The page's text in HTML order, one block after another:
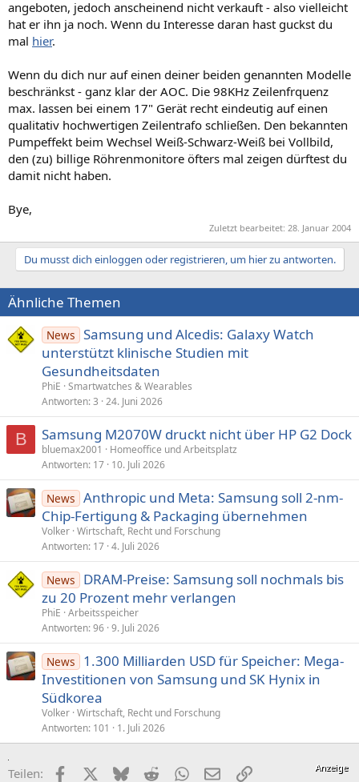
angeboten, jedoch anscheinend nicht verkauft - also vielleicht
hat er ihn ja noch. Wenn du Interesse daran hast guckst du
mal hier.
Wenn du dich nur auf einen deiner beiden genannten Modelle
beschränkst - ganz klar der AOC. Die 98KHz Zeilenfrquenz
max. lassen bei einem 17" Gerät recht eindeutig auf einen
qualitativ hochwertigen Zeilentrafo schließen. Den bekannten
Pumpeffekt beim Wechsel Weiß-Schwarz-Weiß bei Vollbild,
den (zu) billige Röhrenmonitore öfters mal zeigen dürftest du
damit nicht haben.
Bye,
Zuletzt bearbeitet: 28. Januar 2004
Du musst dich einloggen oder registrieren, um hier zu antworten.
Ähnliche Themen
News Samsung und Alcedis: Galaxy Watch
unterstützt klinische Studien mit
Gesundheitsdaten
PhiE Smartwatches & Wearables
Antworten 3 24. Juni 2026
B Samsung M2070W druckt nicht über HP G2 Dock
bluemax2001
Homeoffice und Arbeitsplatz
Antworten 17 10. Juli 2026
News Anthropic und Meta: Samsung soll 2-nm-
Chip-Fertigung & Packaging übernehmen
Volker Wirtschaft, Recht und Forschung
Antworten 17 4. Juli 2026
News
DRAM-Preise: Samsung soll nochmals bis
zu 20 Prozent mehr verlangen
PhiE Arbeitsspeicher
Antworten 96 9. Juli 2026
News
1.300 Milliarden USD für Speicher: Mega-
Investitionen von Samsung und SK Hynix in
Südkorea
Volker Wirtschaft, Recht und Forschung
Antworten 101 1. Juli 2026
Teilen: FacebookX (Twitter)
BlueskyRedditWhatsApp
E-MailLink